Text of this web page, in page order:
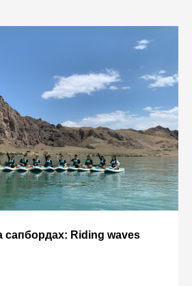
сапбордах: Riding waves